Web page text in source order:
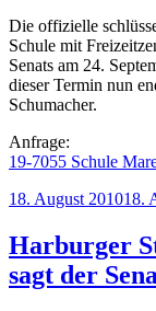
Die offizielle
Schule mit
Senats am 24.
dieser Termin nun
Schumacher.
Anfrage:
19-7055 Schule
Veröffentlicht
18. August 201018.
Harburger
sagt der